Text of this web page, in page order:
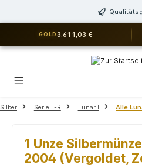
GOLD 3.611,03 €
Silber Serie L-R Lunar I Alle
1 Unze
2004 (Vergoldet,